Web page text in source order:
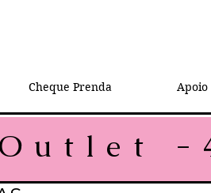
Cheque Prenda Apoio